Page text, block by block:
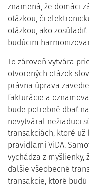
znamená, že domáci
otázkou, či
otázkou, ako
budúcim
To zároveň vytvára
otvorených otázok
právna úprava
fakturácie a
bude potrebné dbať
nevytváral nežiaduci
transakciách, ktoré už
pravidlami ViDA.
vychádza z
ďalšie všeobecné
transakcie, ktoré